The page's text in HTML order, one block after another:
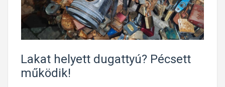
Lakat helyett dugattyú? Pécsett
működik!